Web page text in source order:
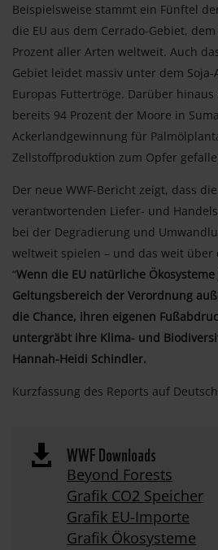
Beispielsweise stammt ein Fünftel
die EU aus dem Cerrado-Gebiet,
Prozent aller Arten weltweit. Auch
Gebiet leidet massiv unter dem
Europas Futtertröge. Darüber
bereits 94 Prozent der Moore in
Ackerlandgewinnung für
Zellstoffproduktion zum Opfer
Der neue WWF-Bericht zeigt, dass
verantwortenden Liefer- und
bei der Degradierung und
weltweit spielen – und das weit über
“Wenn die EU natürliche
Geltungsbereich der Verordnung
die Chance, ihren eigenen
untergräbt ihre Klima- und
Hannah-Heidi Schindler.
Kurzfassung des Reports auf
 WWF Downloads
Beyond Forests
Grafik CO2 Speicher
Grafik EU-Importe
Grafik Ökosysteme